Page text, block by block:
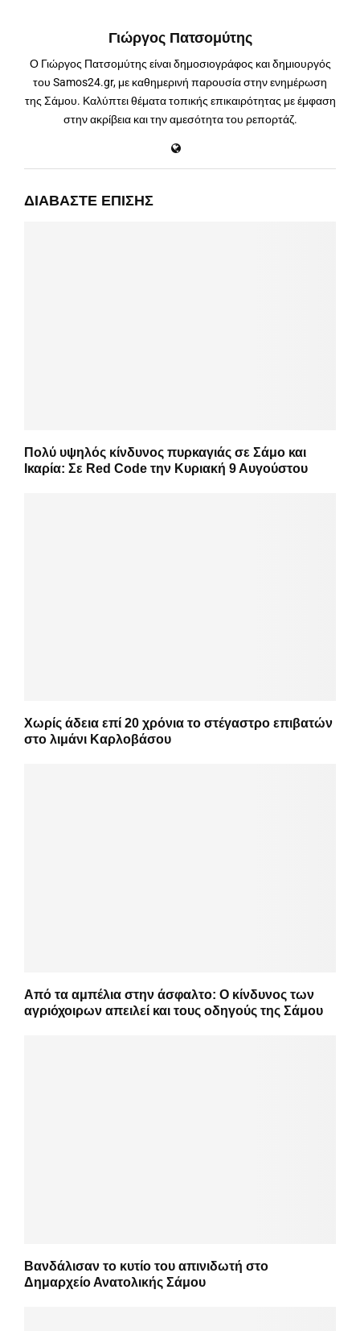
Γιώργος Πατσομύτης
Ο Γιώργος Πατσομύτης είναι δημοσιογράφος και δημιουργός
του Samos24.gr, με καθημερινή παρουσία στην ενημέρωση
της Σάμου. Καλύπτει θέματα τοπικής επικαιρότητας με έμφαση
στην ακρίβεια και την αμεσότητα του ρεπορτάζ.
ΔΙΑΒΆΣΤΕ ΕΠΊΣΗΣ
Πολύ υψηλός κίνδυνος πυρκαγιάς σε Σάμο και
Ικαρία: Σε Red Code την Κυριακή 9 Αυγούστου
Χωρίς άδεια επί 20 χρόνια το στέγαστρο επιβατών
στο λιμάνι Καρλοβάσου
Από τα αμπέλια στην άσφαλτο: Ο κίνδυνος των
αγριόχοιρων απειλεί και τους οδηγούς της Σάμου
Βανδάλισαν το κυτίο του απινιδωτή στο
Δημαρχείο Ανατολικής Σάμου